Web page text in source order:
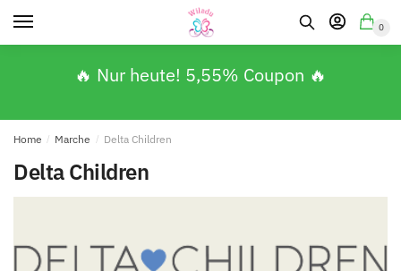
0
🔥 Nur heute! 5,55% Coupon 🔥
Home / Marche / Delta Children
Delta Children